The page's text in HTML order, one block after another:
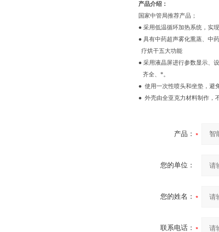
产品介绍：
国家中管局推荐产品；
● 采用低温循环加热系统，实
● 具有中药超声雾化熏蒸、中
疗烘干五大功能
● 采用液晶屏进行参数显示、
齐全、*。
● 使用一次性喷头和坐垫，避
● 外壳由全亚克力材料制作，
产品：
您的单位：
您的姓名：
联系电话：